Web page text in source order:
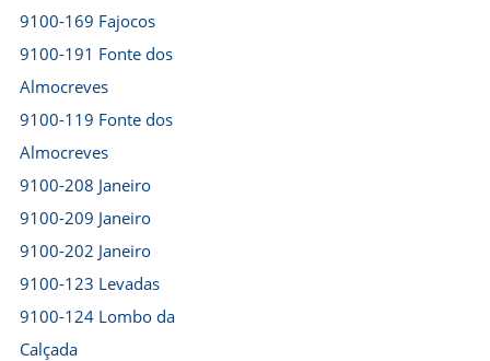
9100-169 Fajocos
9100-191 Fonte dos
Almocreves
9100-119 Fonte dos
Almocreves
9100-208 Janeiro
9100-209 Janeiro
9100-202 Janeiro
9100-123 Levadas
9100-124 Lombo da
Calçada